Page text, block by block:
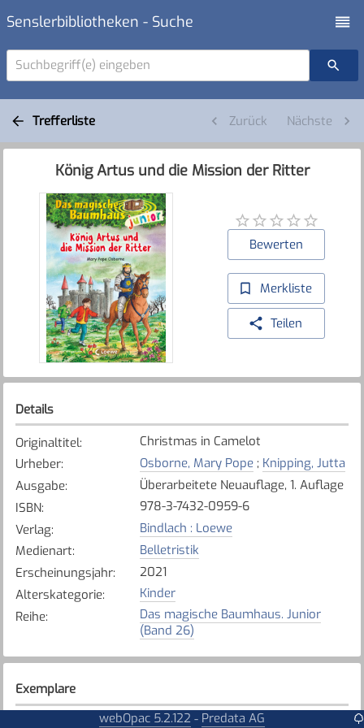
Senslerbibliotheken - Suche
Suchbegriff(e) eingeben
Trefferliste Zurück Nächste
König Artus und die Mission der Ritter
Bewerten
Merkliste
Teilen
Details
Originaltitel:
Christmas in Camelot
Urheber: Osborne, Mary Pope; Knipping, Jutta
Ausgabe:
Überarbeitete Neuauflage, 1. Auflage
ISBN:
978-3-7432-0959-6
Verlag:
Bindlach : Loewe
Medienart:
Belletristik
Erscheinungsjahr:
2021
Alterskategorie:
Kinder
Reihe:
Das magische Baumhaus. Junior
(Band 26)
Exemplare
webOpac 5.2.122 - Predata AG